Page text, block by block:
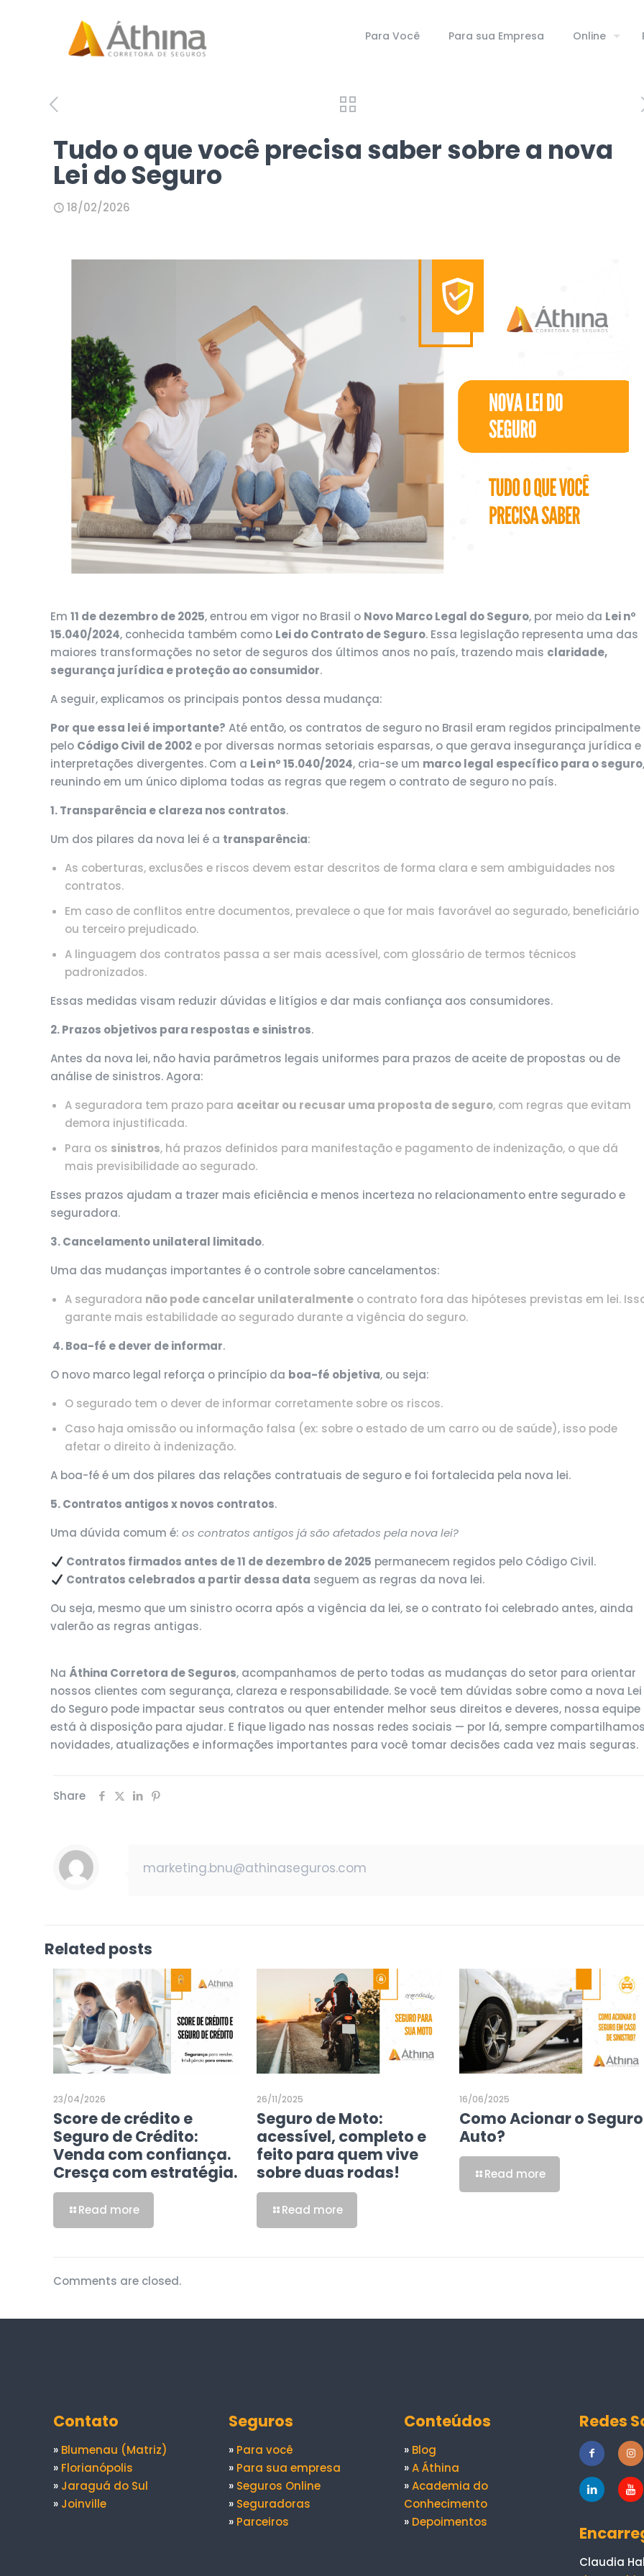
Para Você Para sua Empresa Online
Tudo o que você precisa saber sobre a nova
Lei do Seguro
18/02/2026
Em11 de dezembro de 2025, entrou em vigor no Brasil o Novo Marco Legal do Seguro, por meio da Lei nº
15.040/2024, conhecida também como Lei do Contrato de Seguro. Essa legislação representa uma das
maiores transformações no setor de seguros dos últimos anos no país, trazendo mais claridade,
segurança jurídica e proteção ao consumidor.
A seguir, explicamos os principais pontos dessa mudança:
Por que essa lei é importante? Até então, os contratos de seguro no Brasil eram regidos principalmente
pelo Código Civil de 2002e por diversas normas setoriais esparsas, o que gerava insegurança jurídica e
interpretações divergentes. Com a Lei nº 15.040/2024, cria-se um marco legal específico para o seguro
reunindo em um único diploma todas as regras que regem o contrato de seguro no país.
1. Transparência e clareza nos contratos.
Um dos pilares da nova lei é a transparência:
As coberturas, exclusões e riscos devem estar descritos de forma clara e sem ambiguidades nos
contratos.
Em caso de conflitos entre documentos, prevalece o que for mais favorável ao segurado, beneficiário
ou terceiro prejudicado.
A linguagem dos contratos passa a ser mais acessível, com glossário de termos técnicos
padronizados.
Essas medidas visam reduzir dúvidas e litígios e dar mais confiança aos consumidores.
2. Prazos objetivos para respostas e sinistros.
Antes da nova lei, não havia parâmetros legais uniformes para prazos de aceite de propostas ou de
análise de sinistros. Agora:
A seguradora tem prazo para aceitar ou recusar uma proposta de seguro, com regras que evitam
demora injustificada.
Para os sinistros, há prazos definidos para manifestação e pagamento de indenização, o que dá
mais previsibilidade ao segurado.
Esses prazos ajudam a trazer mais eficiência e menos incerteza no relacionamento entre segurado e
seguradora.
3. Cancelamento unilateral limitado.
Uma das mudanças importantes é o controle sobre cancelamentos:
A seguradora não pode cancelar unilateralmente o contrato fora das hipóteses previstas em lei.
garante mais estabilidade ao segurado durante a vigência do seguro.
4. Boa-fé e dever de informar.
O novo marco legal reforça o princípio da boa-fé objetiva, ou seja:
O segurado tem o dever de informar corretamente sobre os riscos.
Caso haja omissão ou informação falsa (ex: sobre o estado de um carro ou de saúde), isso pode
afetar o direito à indenização.
A boa-fé é um dos pilares das relações contratuais de seguro e foi fortalecida pela nova lei.
5. Contratos antigos x novos contratos.
Uma dúvida comum é:os contratos antigos já são afetados pela nova lei?
Contratos firmados antes de 11 de dezembro de 2025 permanecem regidos pelo Código Civil.
Contratos celebrados a partir dessa data seguem as regras da nova lei.
Ou seja, mesmo que um sinistro ocorra após a vigência da lei, se o contrato foi celebrado antes, ainda
valerão as regras antigas.
NaÁthina Corretora de Seguros, acompanhamos de perto todas as mudanças do setor para orientar
nossos clientes com segurança, clareza e responsabilidade. Se você tem dúvidas sobre como a nova Lei
do Seguro pode impactar seus contratos ou quer entender melhor seus direitos e deveres, nossa equipe
está à disposição para ajudar. E fique ligado nas nossas redes sociais — por lá, sempre
novidades, atualizações e informações importantes para você tomar decisões cada vez mais seguras.
Share
marketing.bnu@athinaseguros.com
Related posts
23/04/2026
Score de crédito e
Seguro de Crédito:
Venda com confiança.
Cresça com estratégia.
Read more
26/11/2025
Seguro de Moto:
acessível, completo e
feito para quem vive
sobre duas rodas!
Read more
16/06/2025
Como Acionar o Seguro
Auto?
Read more
Comments are closed.
Contato
» Blumenau (Matriz)
» Florianópolis
» Jaraguá do Sul
» Joinville
Seguros
» Para você
» Para sua empresa
» Seguros Online
» Seguradoras
» Parceiros
Conteúdos
» Blog
»A Áthina
»Academia do
Conhecimento
» Depoimentos
Redes
Claudia